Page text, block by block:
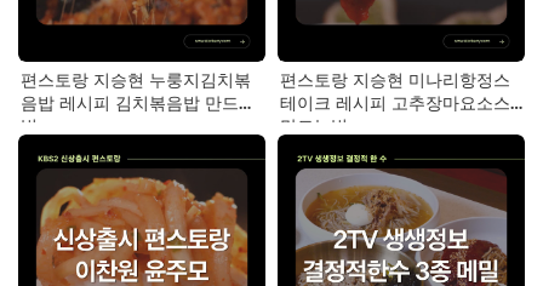
편스토랑 지승현 누룽지김치볶
음밥 레시피 김치볶음밥 만드는
법
편스토랑 지승현 미나리항정스
테이크 레시피 고추장마요소스
만드는법